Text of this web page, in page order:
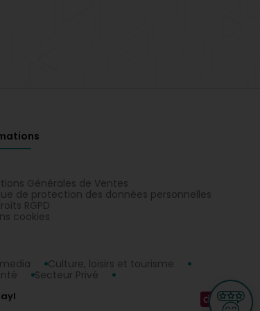
Générales de Ventes
de protection des données personnelles
RGPD
cookies
Culture, loisirs et tourisme
Secteur Privé